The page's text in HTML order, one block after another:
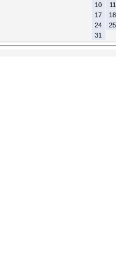
10
11
17
18
24
25
31